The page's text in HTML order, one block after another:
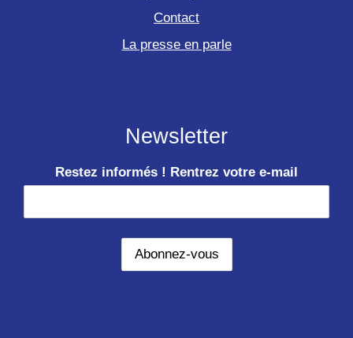
Contact
La presse en parle
Newsletter
Restez informés ! Rentrez votre e-mail